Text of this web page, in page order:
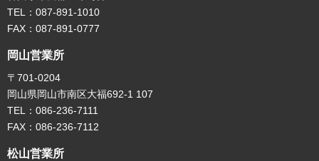
TEL：087-891-1010
FAX：087-891-0777
岡山営業所
〒701-0204
岡山県岡山市南区大福692-1 107
TEL：086-236-7111
FAX：086-236-7112
松山営業所